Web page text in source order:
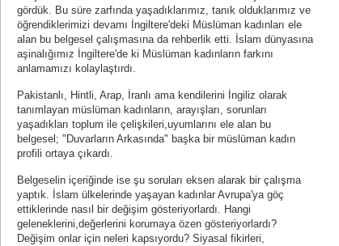
gördük. Bu süre zarfında yaşadıklarımız, tanık olduklarımız ve
öğrendiklerimizi devamı İngiltere'deki Müslüman kadınları ele
alan bu belgesel çalışmasına da rehberlik etti. İslam dünyasına
aşinalığımız İngiltere'de ki Müslüman kadınların farkını
anlamamızı kolaylaştırdı.
Pakistanlı, Hintli, Arap, İranlı ama kendilerini İngiliz olarak
tanımlayan müslüman kadınların, arayışları, sorunları
yaşadıkları toplum ile çelişkileri,uyumlarını ele alan bu
belgesel; "Duvarların Arkasında" başka bir müslüman kadın
profili ortaya çıkardı.
Belgeselin içeriğinde ise şu soruları eksen alarak bir çalışma
yaptık. İslam ülkelerinde yaşayan kadınlar Avrupa'ya göç
ettiklerinde nasıl bir değişim gösteriyorlardı. Hangi
geleneklerini,değerlerini korumaya özen gösteriyorlardı?
Değişim onlar için neleri kapsıyordu? Siyasal fikirleri,